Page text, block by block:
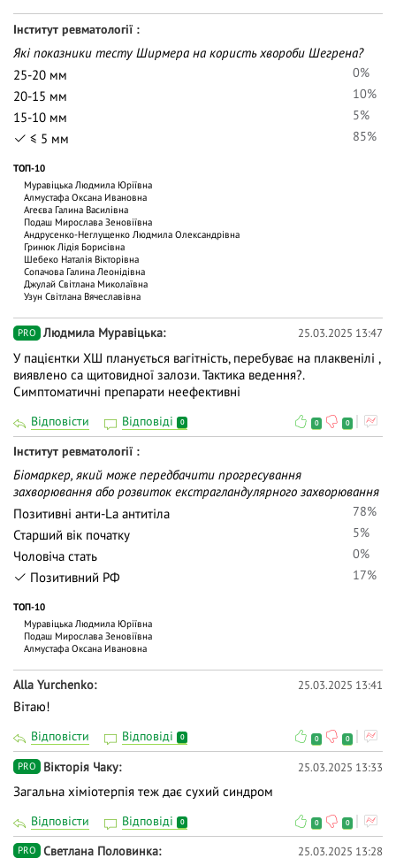
Інститут ревматології
Які показники тесту Ширмера на користь хвороби Шегрена?
25-20 мм
0%
20-15 мм
10%
15-10 мм
5%
≤ 5 мм
85%
ТОП-10
Муравіцька Людмила Юріївна
Алмустафа Оксана Ивановна
Агеєва Галина Василівна
Подаш Мирослава Зеновіївна
Андрусенко-Неглущенко Людмила Олександрівна
Гринюк Лідія Борисівна
Шебеко Наталія Вікторівна
Сопачова Галина Леонідівна
Джулай Світлана Миколаївна
Узун Світлана Вячеславівна
PRO Людмила Муравіцька 25.03.2025 13:47
У пацієнтки ХШ планується вагітність, перебуває на плаквенілі ,
виявлено са щитовидної залози. Тактика ведення?.
Симптоматичні препарати неефективні
Відповісти Відповіді 0 0 0
Інститут ревматології
Біомаркер, який може передбачити прогресування
захворювання або розвиток екстрагландулярного захворювання
Позитивні анти-La антитіла
78%
Старший вік початку
5%
Чоловіча стать
0%
Позитивний РФ
17%
ТОП-10
Муравіцька Людмила Юріївна
Подаш Мирослава Зеновіївна
Алмустафа Оксана Ивановна
Alla Yurchenko 25.03.2025 13:41
Вітаю!
Відповісти Відповіді 0 0 0
PRO Вiкторiя Чаку 25.03.2025 13:33
Загальна хіміотерпія теж дає сухий синдром
Відповісти Відповіді 0 0 0
PRO Светлана Половинка 25.03.2025 13:28